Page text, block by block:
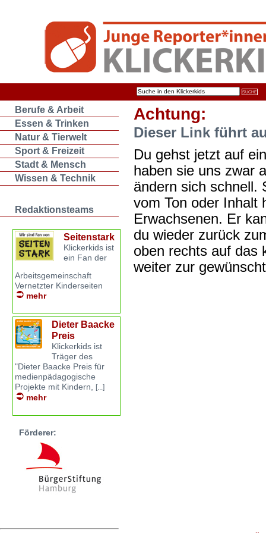
Berufe & Arbeit
Essen & Trinken
Natur & Tierwelt
Sport & Freizeit
Stadt & Mensch
Wissen & Technik
Redaktionsteams
Seitenstark
Klickerkids ist
ein Fan der
Arbeitsgemeinschaft
Vernetzter Kinderseiten
mehr
Dieter Baacke
Preis
Klickerkids ist
Träger des
"Dieter Baacke Preis für
medienpädagogische
Projekte mit Kindern, [...]
mehr
Förderer:
Achtung:
Dieser Link führt
Du gehst jetzt auf
haben sie uns zwar
ändern sich schnell.
vom Ton oder Inhalt
Erwachsenen. Er
du wieder zurück
oben rechts auf das
weiter zur